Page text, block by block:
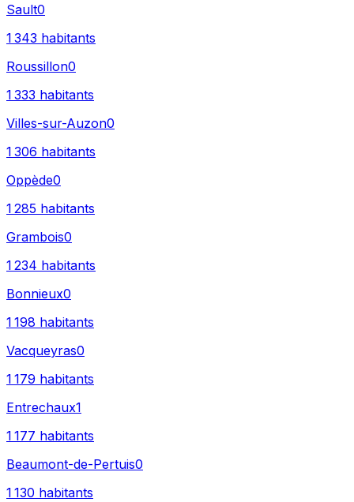
Sault0
1 343 habitants
Roussillon0
1 333 habitants
Villes-sur-Auzon0
1 306 habitants
Oppède0
1 285 habitants
Grambois0
1 234 habitants
Bonnieux0
1 198 habitants
Vacqueyras0
1 179 habitants
Entrechaux1
1 177 habitants
Beaumont-de-Pertuis0
1 130 habitants